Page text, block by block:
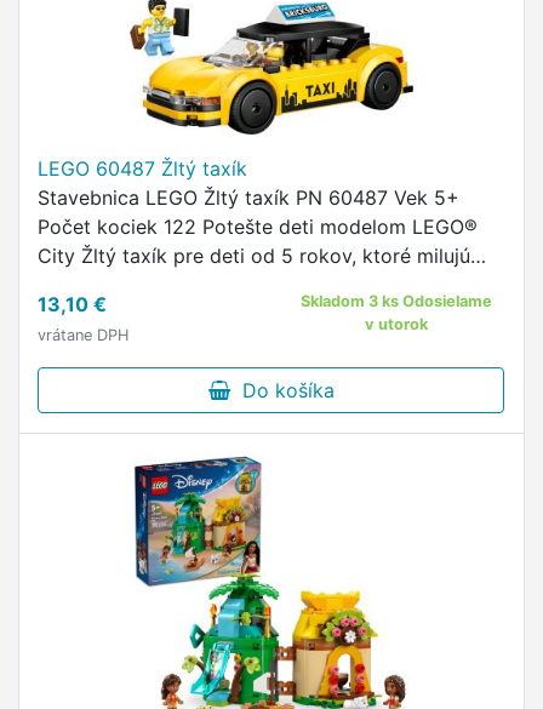
LEGO 60487 Žltý taxík
Stavebnica LEGO Žltý taxík PN 60487 Vek 5+
Počet kociek 122 Potešte deti modelom LEGO®
City Žltý taxík pre deti od 5 rokov, ktoré milujú
obsahuje všetko, čo deti …
13,10 €
vrátane DPH
Skladom 3 ks Odosielame
v utorok
Do košíka